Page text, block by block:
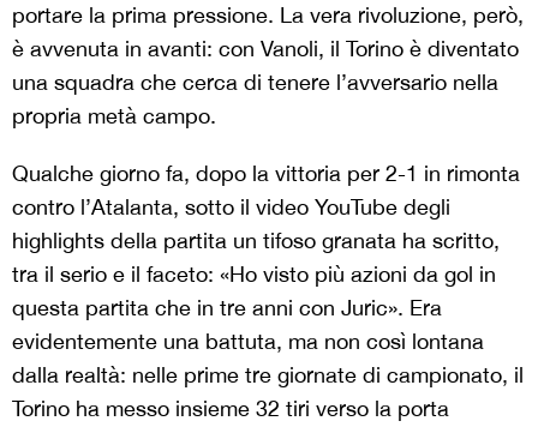
portare la prima pressione. La vera rivoluzione, però,
è avvenuta in avanti: con Vanoli, il Torino è diventato
una squadra che cerca di tenere l’avversario nella
propria metà campo.
Qualche giorno fa, dopo la vittoria per 2-1 in rimonta
contro l’Atalanta, sotto il video YouTube degli
highlights della partita un tifoso granata ha scritto,
tra il serio e il faceto: «Ho visto più azioni da gol in
questa partita che in tre anni con Juric». Era
evidentemente una battuta, ma non così lontana
dalla realtà: nelle prime tre giornate di campionato, il
Torino ha messo insieme 32 tiri verso la porta